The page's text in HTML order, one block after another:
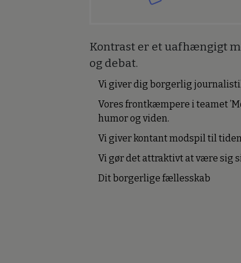
Kontrast er et uafhængigt
og debat.
Vi giver dig borgerlig
Vores frontkæmpere i teamet
humor og viden.
Vi giver kontant modspil til
Vi gør det attraktivt at være sig
Dit borgerlige fællesskab